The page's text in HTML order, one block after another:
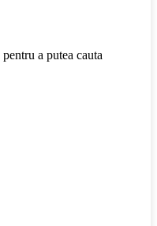
a putea cauta